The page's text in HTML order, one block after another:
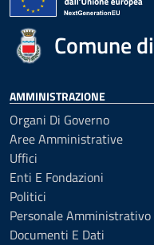
Comune
AMMINISTRAZIONE
Organi Di Governo
Aree Amministrative
Uffici
Enti E Fondazioni
Politici
Personale Amministrativo
Documenti E Dati